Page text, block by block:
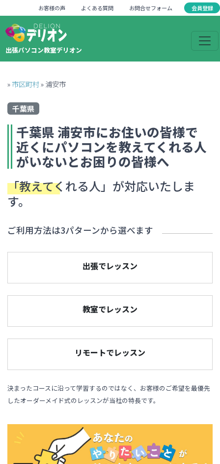
お客様の声 よくある質問 お問合せフォーム 会員登録
出張パソコン教室デリオン
»市区町村»浦安市
千葉県
千葉県 浦安市にお住いの皆様で
近くにパソコンを教えてくれる人
がいないとお困りの皆様へ
「教えてくれる人」 が対応いたしま
す。
ご利用方法は3パターンから選べます
出張でレッスン
教室でレッスン
リモートでレッスン
決まったコースに沿って学習するのではなく、お客様のご希望を最優先
したオーダーメイド式のレッスンが当社の特長です。